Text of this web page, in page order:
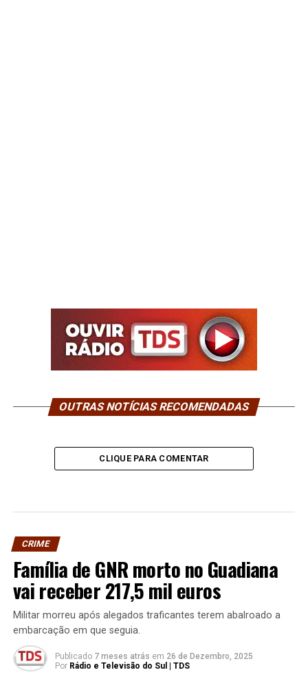
OUTRAS NOTÍCIAS RECOMENDADAS
CLIQUE PARA COMENTAR
CRIME
Família de GNR morto no Guadiana
vai receber 217,5 mil euros
Militar morreu após alegados traficantes terem abalroado a
embarcação em que seguia.
Publicado 7 meses atrás em 26 de Dezembro, 2025
Por Rádio e Televisão do Sul | TDS